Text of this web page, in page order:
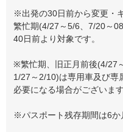
※出発の30日前から変更・
繁忙期(4/27～5/6、7/20～
40日前より対象です。
※繁忙期、旧正月前後(4/27
1/27～2/10)は専用車及び専
必要になる場合がございます
※パスポート残存期間は6か